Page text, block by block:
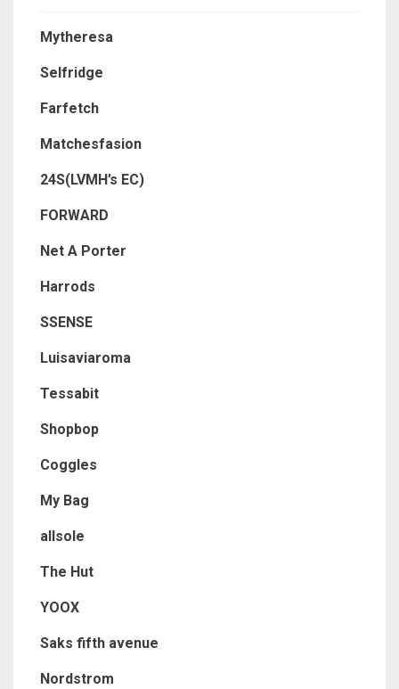
Mytheresa
Selfridge
Farfetch
Matchesfasion
24S(LVMH’s EC)
FORWARD
Net A Porter
Harrods
SSENSE
Luisaviaroma
Tessabit
Shopbop
Coggles
My Bag
allsole
The Hut
YOOX
Saks fifth avenue
Nordstrom